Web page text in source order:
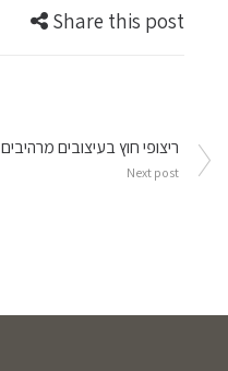
Share this post
ריצופי חוץ בעיצובים מרהיבים
Next post